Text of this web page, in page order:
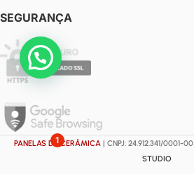
SEGURANÇA
PANELAS DE CERÂMICA| CNPJ: 24.912.341/0001-00
STUDIO
Posso Ajudar?
1